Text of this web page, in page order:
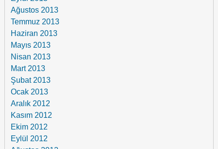
Ağustos 2013
Temmuz 2013
Haziran 2013
Mayıs 2013
Nisan 2013
Mart 2013
Şubat 2013
Ocak 2013
Aralık 2012
Kasım 2012
Ekim 2012
Eylül 2012